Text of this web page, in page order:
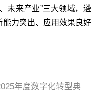
未来产业”三大领域，遴
力突出、应用效果良好
年度数字化转型典